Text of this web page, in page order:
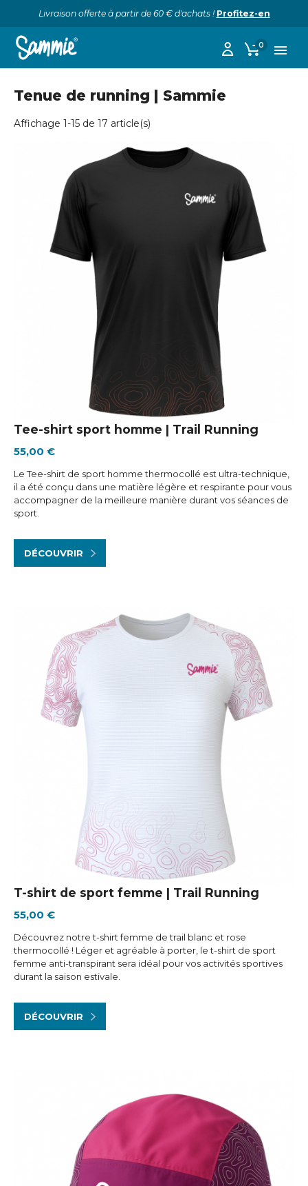
Livraison offerte à partir de 60 € d'achats ! Profitez-en

0
Tenue de running | Sammie
Affichage 1-15 de 17 article(s)
Tee-shirt sport homme | Trail Running
55,00 €
Le Tee-shirt de sport homme thermocollé est ultra-technique,
il a été conçu dans une matière légère et respirante pour vous
accompagner de la meilleure manière durant vos séances de
sport.
DÉCOUVRIR
T-shirt de sport femme | Trail Running
55,00 €
Découvrez notre t-shirt femme de trail blanc et rose
thermocollé ! Léger et agréable à porter, le t-shirt de sport
femme anti-transpirant sera idéal pour vos activités sportives
durant la saison estivale.
DÉCOUVRIR